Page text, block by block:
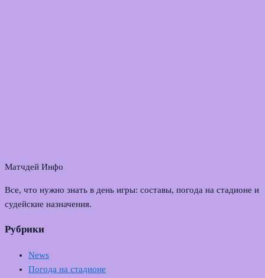
Матчдей Инфо
Все, что нужно знать в день игры: составы, погода на стадионе и
судейские назначения.
Рубрики
News
Погода на стадионе